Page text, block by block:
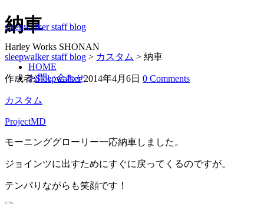
sleepwalker staff blog
Harley Works SHONAN
HOME
お問い合わせ
納車
sleepwalker staff blog > カスタム > 納車
作成者:Sleepwalker 2014年4月6日 0 Comments
カスタム
ProjectMD
モーニンググローリー一応納車しました。
ジョインツに出すためにすぐに戻ってくるのですが。
テンパりながらも笑顔です！